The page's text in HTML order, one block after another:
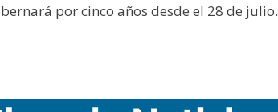
por cinco años desde el 28 de julio.